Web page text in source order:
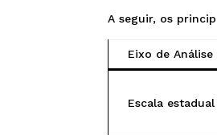
A seguir, os
Eixo de Análise
Escala